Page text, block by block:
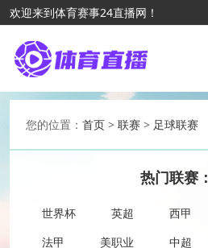
欢迎来到体育赛事24直播网！
您的位置： 首页 > 联赛 > 足球联赛
热门联赛：
世界杯 英超 西甲
法甲
美职业 中超